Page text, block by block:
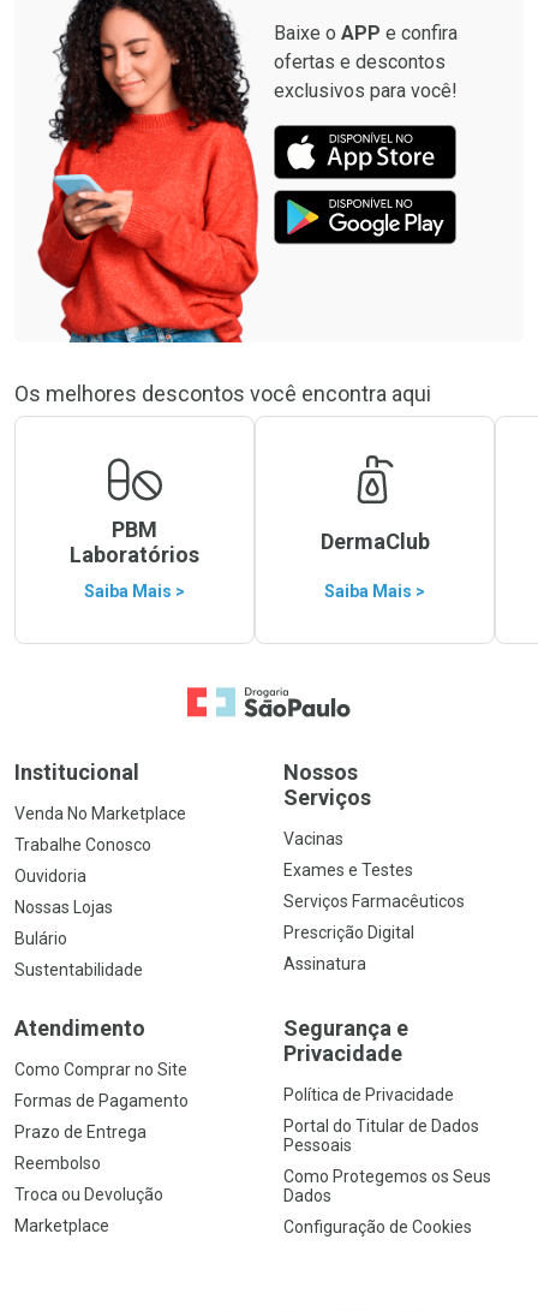
Baixe o APP e confira
ofertas e descontos
exclusivos para você!
Os melhores descontos você encontra aqui
PBM
Laboratórios
Saiba Mais >
DermaClub
Saiba Mais >
Ir para a Home
Institucional
Venda No Marketplace
Trabalhe Conosco
Ouvidoria
Nossas Lojas
Bulário
Sustentabilidade
Nossos
Serviços
Vacinas
Exames e Testes
Serviços Farmacêuticos
Prescrição Digital
Assinatura
Atendimento
Como Comprar no Site
Formas de Pagamento
Prazo de Entrega
Reembolso
Troca ou Devolução
Marketplace
Segurança e
Privacidade
Política de Privacidade
Portal do Titular de Dados
Pessoais
Como Protegemos os Seus
Dados
Configuração de Cookies